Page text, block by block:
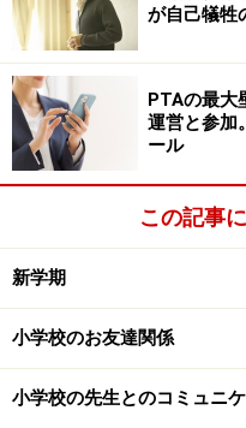
「長期休みの学童開所
いる」とのことでした
す。しかし、学校自体は
筆者の子どもは7:30頃
出て、8:00頃に学校に
分。子どもと一緒に家
業には間に合ってきま
にアウトです。1人で歩
せておく、あるいは、
歩いて行かせる、とい
親なしで登校を始めて3
が自己犠牲
PTAの最大
運営と参加
ール
この記事
新学期
小学校のお友達関係
小学校の先生とのコミュニ